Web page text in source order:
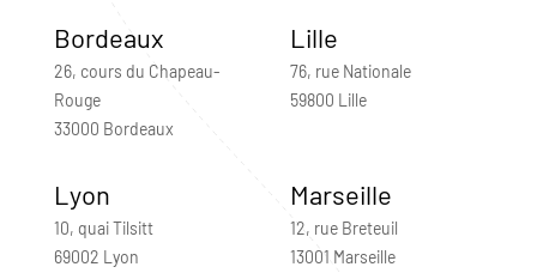
Bordeaux
26, cours du Chapeau-
Rouge
33000 Bordeaux
Lille
76, rue Nationale
59800 Lille
Lyon
10, quai Tilsitt
69002 Lyon
Marseille
12, rue Breteuil
13001 Marseille